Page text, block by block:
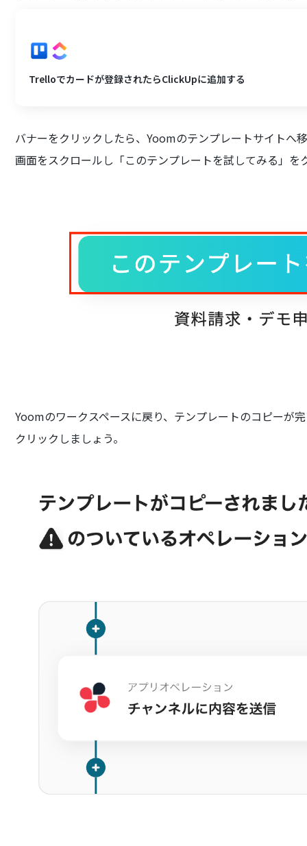
Trelloでカードが登録されたらClickUpに追加する
バナーをクリックしたら、Yoomのテンプレートサイトへ
画面をスクロールし「このテンプレートを試してみる」を
Yoomのワークスペースに戻り、テンプレートのコピーが
クリックしましょう。